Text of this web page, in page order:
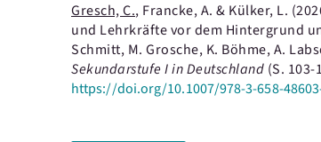
Gresch, C., Francke, A. & Külker, L.
und Lehrkräfte vor dem Hintergrund
Schmitt, M. Grosche, K. Böhme, A.
Sekundarstufe I in Deutschland (S. 103-
https://doi.org/10.1007/978-3-658-